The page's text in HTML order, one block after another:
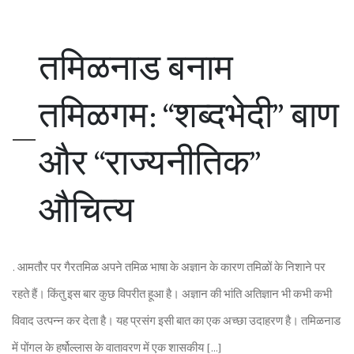
तम‍िळनाड बनाम
तम‍िळगम: “शब्‍दभेदी” बाण
और “राज्यनीत‍िक”
औच‍ित्‍य
. आमतौर पर गैरतम‍िळ अपने तम‍िळ भाषा के अज्ञान के कारण तम‍िळों के न‍िशाने पर
रहते हैं। क‍िंतु इस बार कुछ व‍िपरीत हूआ है। अज्ञान की भांत‍ि अत‍िज्ञान भी कभी कभी
व‍िवाद उत्‍पन्‍न कर देता है। यह प्रसंग इसी बात का एक अच्‍छा उदाहरण है। तम‍िळनाड
में पोंगल के हर्षोल्‍लास के वातावरण में एक शासकीय […]